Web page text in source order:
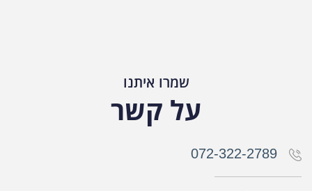
שמרו איתנו
על קשר
072-322-2789